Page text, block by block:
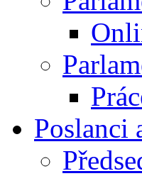
Poslanci